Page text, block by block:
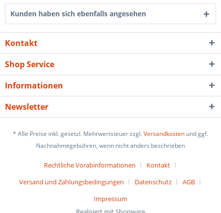
Kunden haben sich ebenfalls angesehen
Kontakt
Shop Service
Informationen
Newsletter
* Alle Preise inkl. gesetzl. Mehrwertsteuer zzgl.Versandkosten und ggf.
Nachnahmegebühren, wenn nicht anders beschrieben
Rechtliche Vorabinformationen
Kontakt
Versand und Zahlungsbedingungen
Datenschutz
AGB
Impressum